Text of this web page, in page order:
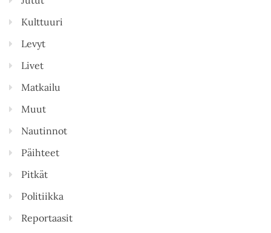
Kulttuuri
Levyt
Livet
Matkailu
Muut
Nautinnot
Päihteet
Pitkät
Politiikka
Reportaasit